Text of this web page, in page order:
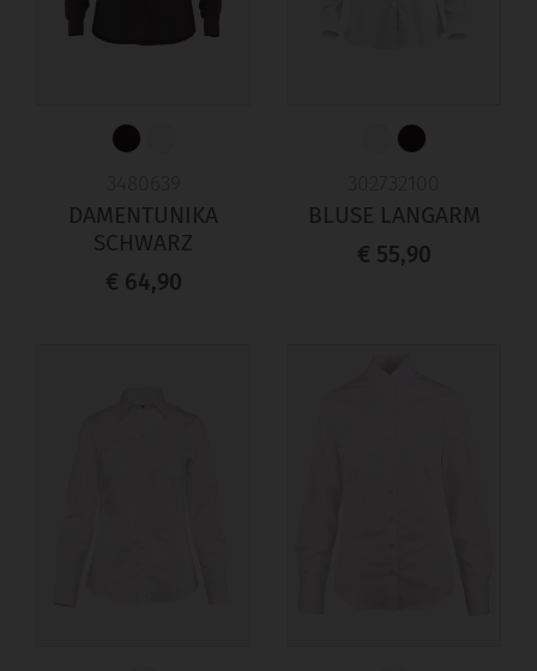
DAMENTUNIKA
SCHWARZ
€ 64,90
BLUSE LANGARM
€ 55,90